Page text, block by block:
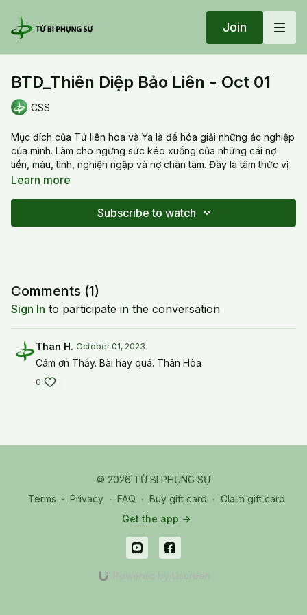
Join
BTD_Thiên Diệp Bảo Liên - Oct 01
CSS
Mục đích của Tứ liên hoa và Ya là để hóa giải những ác nghiệp
của mình. Làm cho ngừng sức kéo xuống của những cái nợ
tiền, máu, tình, nghiện ngập và nợ chân tâm. Đây là tâm thức vị
ngã. Khi trồi ra khỏi ác nghiệp rồi liên hoa tứ hợp sẽ mở ra lòng
là sự kết hợp đầu tiên. Khi từ bi và Trí Huệ gặp nhau thì trở
Learn more
Subscribe to watch
Comments (1)
Sign In to participate in the conversation
Than H. October 01, 2023
Cám ơn Thầy. Bài hay quá. Thân Hòa
0
© 2026 TỪ BI PHỤNG SỰ
Terms ∙ Privacy ∙ FAQ ∙ Buy gift card ∙ Claim gift card
Get the app ->
Powered by Uscreen